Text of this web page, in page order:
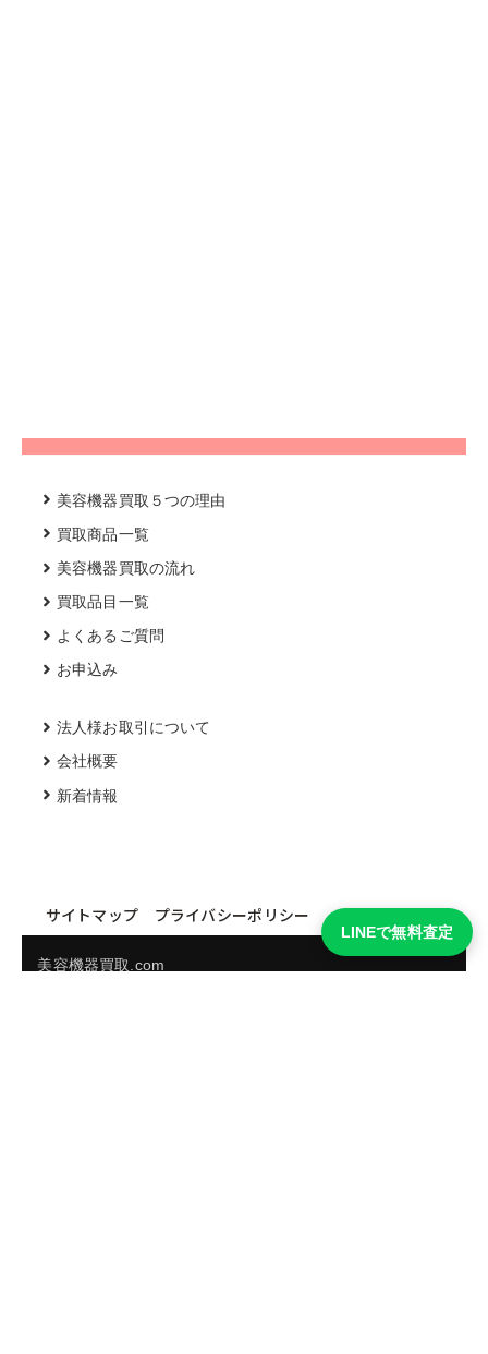
美容機器買取５つの理由
買取商品一覧
美容機器買取の流れ
買取品目一覧
よくあるご質問
お申込み
法人様お取引について
会社概要
新着情報
サイトマップ プライバシーポリシー
美容機器買取.com
LINEで無料査定